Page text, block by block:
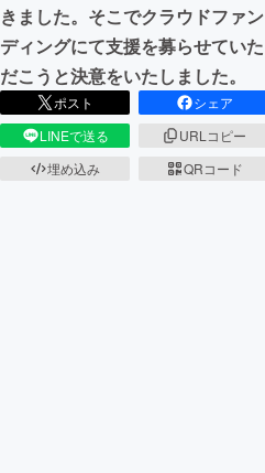
きました。そこでクラウドファン
ディングにて支援を募らせていた
だこうと決意をいたしました。
ポスト
シェア
LINEで送る
URLコピー
埋め込み
QRコード